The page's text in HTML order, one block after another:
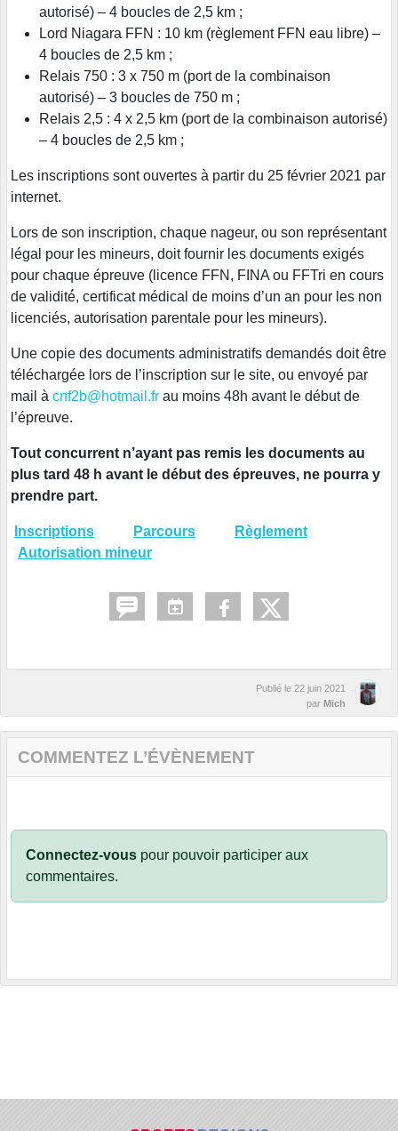
autorisé) – 4 boucles de 2,5 km ;
Lord Niagara FFN : 10 km (règlement FFN eau libre) –
4 boucles de 2,5 km ;
Relais 750 : 3 x 750 m (port de la combinaison
autorisé) – 3 boucles de 750 m ;
Relais 2,5 : 4 x 2,5 km (port de la combinaison autorisé)
– 4 boucles de 2,5 km ;
Les inscriptions sont ouvertes à partir du 25 février 2021 par
internet.
Lors de son inscription, chaque nageur, ou son représentant
légal pour les mineurs, doit fournir les documents exigés
pour chaque épreuve (licence FFN, FINA ou FFTri en cours
de validité́, certificat médical de moins d’un an pour les non
licenciés, autorisation parentale pour les mineurs).
Une copie des documents administratifs demandés doit être
téléchargée lors de l’inscription sur le site, ou envoyé par
mail à cnf2b@hotmail.fr au moins 48h avant le début de
l’épreuve.
Tout concurrent n’ayant pas remis les documents au
plus tard 48 h avant le début des épreuves, ne pourra y
prendre part.
Inscriptions Parcours
Règlement
Autorisation mineur
Publié le 22 juin 2021
par Mich
COMMENTEZ L’ÉVÈNEMENT
Connectez-vous pour pouvoir participer aux
commentaires.